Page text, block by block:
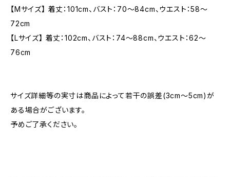
【Mサイズ】 着丈：101cm、バスト：70〜84cm、ウエスト：58〜
72cm
【Lサイズ】 着丈：102cm、バスト：74〜88cm、ウエスト：62〜
76cm
サイズ詳細等の実寸は商品によって若干の誤差(3cm〜5cm)が
ある場合がございます。
予めご了承ください。